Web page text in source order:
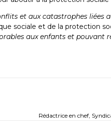
et aux catastrophes liées
sociale et de la protection
aux enfants et pouvant
Rédactrice en chef,